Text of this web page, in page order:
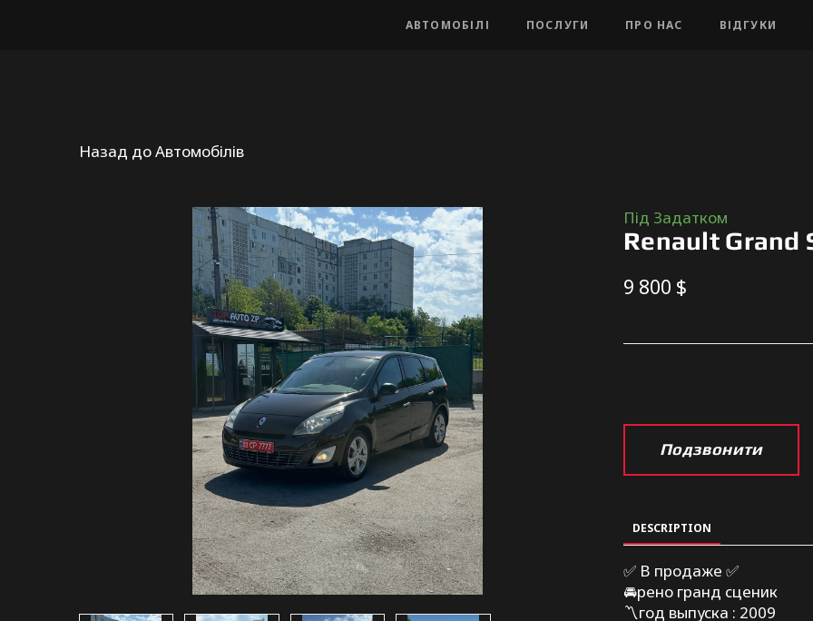
АВТОМОБІЛІ ПОСЛУГИ ПРО НАС ВІДГУКИ
Назад до Автомобілів
Під Задатком
Renault Grand
9 800 $
Подзвонити
DESCRIPTION
✅ В продаже ✅
🚘рено гранд сценик
〽️год выпуска : 2009